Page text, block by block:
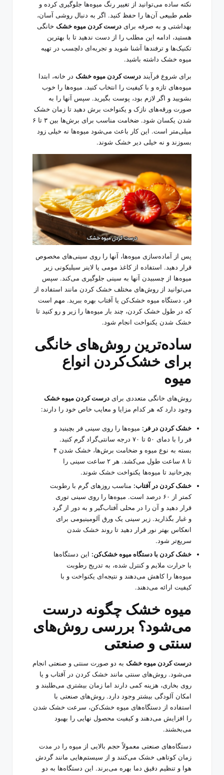
نکته ساده می‌توانید از تغییر رنگ میوه‌ها جلوگیری کرده و
طعم طبیعی آن‌ها را حفظ کنید. اگر به دنبال روشی آسان،
بهداشتی و به صرفه برای درست کردن میوه خشک خانگی
هستید، ادامه این مطلب را از دست ندهید تا با بهترین
تکنیک‌ها و ترفندها آشنا شوید و تجربه‌ای دلچسب در تهیه
میوه خشک داشته باشید.
برای شروع فرآیند درست کردن میوه خشک در خانه، ابتدا
میوه‌های تازه و با کیفیت را انتخاب کنید. میوه‌ها را خوب
بشویید و اگر لازم بود، پوست بگیرید. سپس آنها را به
صورت ورقه‌های نازک و یکنواخت برش دهید تا زمان خشک
شدن یکسان شود. ضخامت مناسب برای برش‌ها بین ۳ تا ۶
میلی‌متر است. این کار باعث می‌شود میوه‌ها نه خیلی زود
بسوزند و نه خیلی دیر خشک شوند.
پس از آماده‌سازی میوه‌ها، آنها را روی سینی‌های مخصوص
قرار دهید. استفاده از کاغذ مومی یا لاینر سیلیکونی زیر
میوه‌ها از چسبیدن آنها به سینی جلوگیری می‌کند. سپس
می‌توانید از روش‌های مختلف خشک کردن مانند استفاده از
فر، دستگاه میوه خشک‌کن یا آفتاب بهره ببرید. مهم است
که در طول خشک کردن، چند بار میوه‌ها را زیر و رو کنید تا
خشک شدن یکنواخت انجام شود.
ساده‌ترین روش‌های خانگی
برای خشک‌کردن انواع
میوه
روش‌های خانگی متعددی برای درست کردن میوه خشک
وجود دارد که هر کدام مزایا و معایب خاص خود را دارند:
خشک کردن در فر: میوه‌ها را روی سینی فر بچینید و
فر را با دمای ۵۰ تا ۷۰ درجه سانتی‌گراد گرم کنید.
بسته به نوع میوه و ضخامت برش‌ها، خشک شدن ۴
تا ۸ ساعت طول می‌کشد. هر ۲ ساعت سینی را
بچرخانید تا میوه‌ها یکنواخت خشک شوند.
خشک کردن در آفتاب: مناسب روزهای گرم با رطوبت
کمتر از ۶۰ درصد است. میوه‌ها را روی سینی توری
قرار دهید و آن را در محلی آفتاب‌گیر و به دور از گرد
و غبار بگذارید. زیر سینی یک ورق آلومینیومی برای
انعکاس بهتر نور قرار دهید تا روند خشک شدن
سریع‌تر شود.
خشک کردن با دستگاه میوه خشک‌کن: این دستگاه‌ها
با حرارت ملایم و کنترل شده، به تدریج رطوبت
میوه‌ها را کاهش می‌دهند و نتیجه‌ای یکنواخت و با
کیفیت ارائه می‌دهند.
میوه خشک چگونه درست
می‌شود؟ بررسی روش‌های
سنتی و صنعتی
درست کردن میوه خشک به دو صورت سنتی و صنعتی انجام
می‌شود. روش‌های سنتی مانند خشک کردن در آفتاب و یا
روی بخاری، هزینه کمی دارند اما زمان بیشتری می‌طلبند و
امکان آلودگی بیشتر وجود دارد. روش‌های صنعتی با
استفاده از دستگاه‌های میوه خشک‌کن، سرعت خشک شدن
را افزایش می‌دهند و کیفیت محصول نهایی را بهبود
می‌بخشند.
دستگاه‌های صنعتی معمولاً حجم بالایی از میوه را در مدت
زمان کوتاهی خشک می‌کنند و از سیستم‌هایی مانند گردش
هوا و تنظیم دقیق دما بهره می‌برند. این دستگاه‌ها به دو